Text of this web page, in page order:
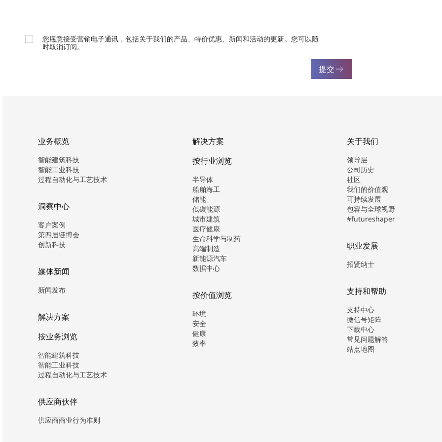
您愿意接受营销电子通讯，包括关于我们的产品、特价优惠、新闻和活动的更新。您可以随
时取消订阅。
提交
业务概览
智能建筑科技
智能工业科技
过程自动化与工艺技术
洞察中心
客户案例
第四届链博会
创新科技
媒体新闻
新闻发布
解决方案
按业务浏览
智能建筑科技
智能工业科技
过程自动化与工艺技术
供应商伙伴
供应商商业行为准则
解决方案
按行业浏览
半导体
船舶海工
储能
低碳能源
城市建筑
医疗健康
生命科学与制药
高端制造
新能源汽车
数据中心
按价值浏览
环境
安全
健康
效率
关于我们
领导层
公司历史
社区
我们的价值观
可持续发展
包容与全球视野
#futureshaper
职业发展
招贤纳士
支持和帮助
支持中心
微信号矩阵
下载中心
常见问题解答
站点地图